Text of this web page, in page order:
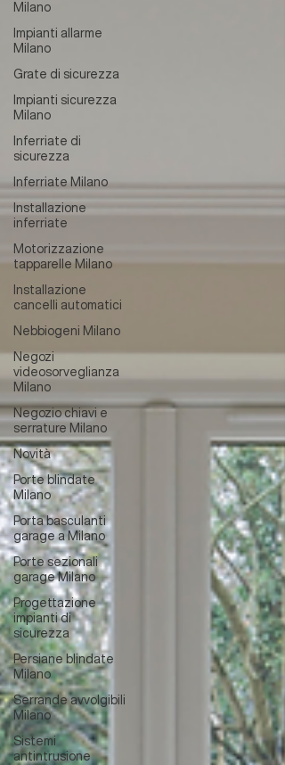
Milano
Impianti allarme
Milano
Grate di sicurezza
Impianti sicurezza
Milano
Inferriate di
sicurezza
Inferriate Milano
Installazione
inferriate
Motorizzazione
tapparelle Milano
Installazione
cancelli automatici
Nebbiogeni Milano
Negozi
videosorveglianza
Milano
Negozio chiavi e
serrature Milano
Novità
Porte blindate
Milano
Porta basculanti
garage a Milano
Porte sezionali
garage Milano
Progettazione
impianti di
sicurezza
Persiane blindate
Milano
Serrande avvolgibili
Milano
Sistemi
antintrusione